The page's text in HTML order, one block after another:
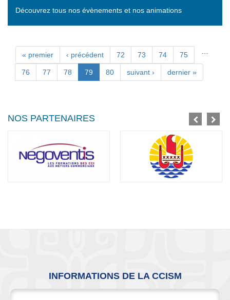
Découvrez tous nos évènements et nos animations
Pages
« premier ‹ précédent 72 73 74 75
76 77 78 79 80 suivant › dernier »
NOS PARTENAIRES
INFORMATIONS DE LA CCISM